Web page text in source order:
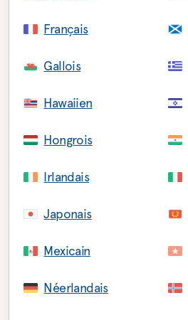
Français
Gallois
Hawaiien
Hongrois
Irlandais
Japonais
Mexicain
Néerlandais